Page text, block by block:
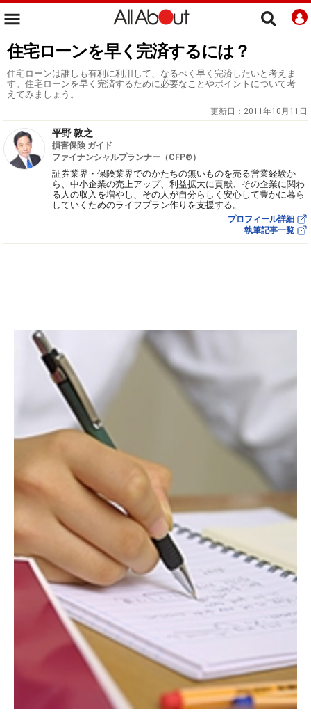
住宅ローンを早く完済するには？
住宅ローンは誰しも有利に利用して、なるべく早く完済したいと考えま
す。住宅ローンを早く完済するために必要なことやポイントについて考
えてみましょう。
更新日： 2011年10月11日
平野 敦之
損害保険 ガイド
ファイナンシャルプランナー（CFP®）
証券業界・保険業界でのかたちの無いものを売る営業経験か
ら、中小企業の売上アップ、利益拡大に貢献、その企業に関わ
る人の収入を増やし、その人が自分らしく安心して豊かに暮ら
していくためのライフプラン作りを支援する。
プロフィール詳細
執筆記事一覧